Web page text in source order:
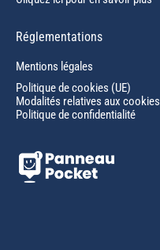
Réglementations
Mentions légales
Politique de cookies (UE)
Modalités relatives aux cookies
Politique de confidentialité